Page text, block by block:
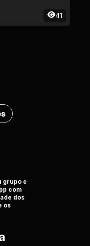
41
grupo e
com
dos
os